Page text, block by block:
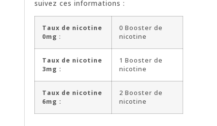
suivez ces informations :
Taux de nicotine
0mg :
0 Booster de
nicotine
Taux de nicotine
3mg :
1 Booster de
nicotine
Taux de nicotine
6mg :
2 Booster de
nicotine